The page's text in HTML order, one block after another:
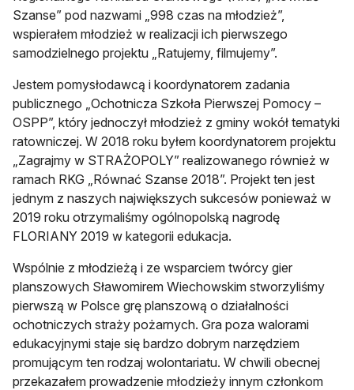
Szanse” pod nazwami „998 czas na młodzież”,
wspierałem młodzież w realizacji ich pierwszego
samodzielnego projektu „Ratujemy, filmujemy”.
Jestem pomysłodawcą i koordynatorem zadania
publicznego „Ochotnicza Szkoła Pierwszej Pomocy –
OSPP”, który jednoczył młodzież z gminy wokół tematyki
ratowniczej. W 2018 roku byłem koordynatorem projektu
„Zagrajmy w STRAŻOPOLY” realizowanego również w
ramach RKG „Równać Szanse 2018”. Projekt ten jest
jednym z naszych największych sukcesów ponieważ w
2019 roku otrzymaliśmy ogólnopolską nagrodę
FLORIANY 2019 w kategorii edukacja.
Wspólnie z młodzieżą i ze wsparciem twórcy gier
planszowych Sławomirem Wiechowskim stworzyliśmy
pierwszą w Polsce grę planszową o działalności
ochotniczych straży pożarnych. Gra poza walorami
edukacyjnymi staje się bardzo dobrym narzędziem
promującym ten rodzaj wolontariatu. W chwili obecnej
przekazałem prowadzenie młodzieży innym członkom